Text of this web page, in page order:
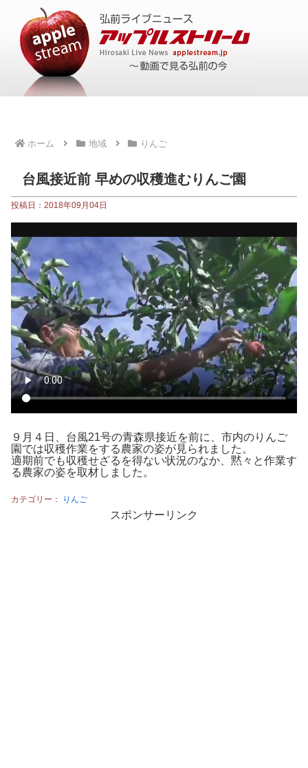
ホーム 地域 りんご
台風接近前 早めの収穫進むりんご園
投稿日：2018年09月04日
９月４日、台風21号の青森県接近を前に、市内のりんご
園では収穫作業をする農家の姿が見られました。
適期前でも収穫せざるを得ない状況のなか、黙々と作業す
る農家の姿を取材しました。
カテゴリー： りんご
スポンサーリンク